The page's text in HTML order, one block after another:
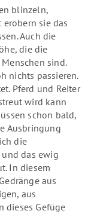
blinzeln,
sie das
Auch die
die die
sind.
nichts passieren.
Pferd und Reiter
wird kann
schon bald,
Ausbringung
die
das ewig
In diesem
aus
aus
dieses Gefüge